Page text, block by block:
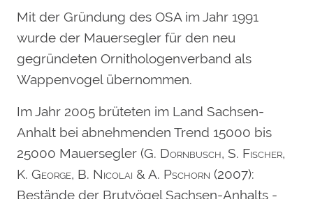
Mit der Gründung des OSA im Jahr 1991
wurde der Mauersegler für den neu
gegründeten Ornithologenverband als
Wappenvogel übernommen.
Im Jahr 2005 brüteten im Land Sachsen-
Anhalt bei abnehmenden Trend 15000 bis
25000 Mauersegler (G. Dornbusch, S. Fischer,
K. George, B. Nicolai & A. Pschorn (2007):
Bestände der Brutvögel Sachsen-Anhalts -